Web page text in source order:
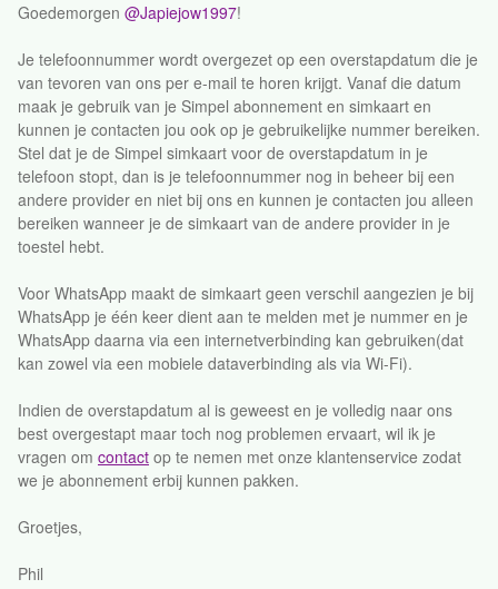
Goedemorgen @Japiejow1997!
Je telefoonnummer wordt overgezet op een overstapdatum die je
van tevoren van ons per e-mail te horen krijgt. Vanaf die datum
maak je gebruik van je Simpel abonnement en simkaart en
kunnen je contacten jou ook op je gebruikelijke nummer bereiken.
Stel dat je de Simpel simkaart voor de overstapdatum in je
telefoon stopt, dan is je telefoonnummer nog in beheer bij een
andere provider en niet bij ons en kunnen je contacten jou alleen
bereiken wanneer je de simkaart van de andere provider in je
toestel hebt.
Voor WhatsApp maakt de simkaart geen verschil aangezien je bij
WhatsApp je één keer dient aan te melden met je nummer en je
WhatsApp daarna via een internetverbinding kan gebruiken(dat
kan zowel via een mobiele dataverbinding als via Wi-Fi).
Indien de overstapdatum al is geweest en je volledig naar ons
best overgestapt maar toch nog problemen ervaart, wil ik je
vragen om contact op te nemen met onze klantenservice zodat
we je abonnement erbij kunnen pakken.
Groetjes,
Phil